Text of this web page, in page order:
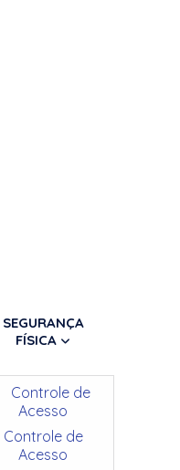
SEGURANÇA
FÍSICA
Controle de
Acesso